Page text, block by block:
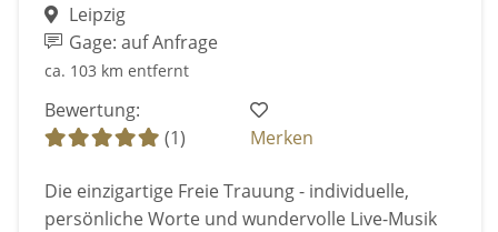
Leipzig
Gage: auf Anfrage
ca. 103 km entfernt
Bewertung:
(1)
Merken
Die einzigartige Freie Trauung - individuelle,
persönliche Worte und wundervolle Live-Musik